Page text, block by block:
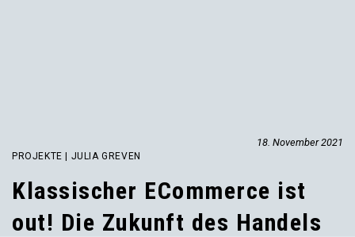
18. November 2021
PROJEKTE | JULIA GREVEN
Klassischer ECommerce ist
out! Die Zukunft des Handels